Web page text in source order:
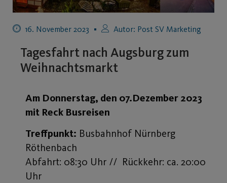
16. November 2023 Autor: Post SV Marketing
Tagesfahrt nach Augsburg zum
Weihnachtsmarkt
Am Donnerstag, den 07.Dezember 2023
mit Reck Busreisen
Treffpunkt: Busbahnhof Nürnberg
Röthenbach
Abfahrt: 08:30 Uhr // Rückkehr: ca. 20:00
Uhr